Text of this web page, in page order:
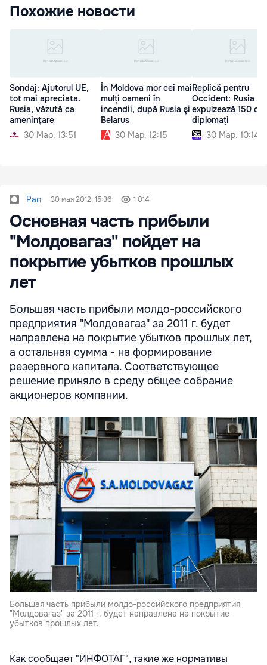
Похожие новости
Sondaj: Ajutorul UE,
tot mai apreciata.
Rusia, văzută ca
ameninţare
30 Мар. 13:51
În Moldova mor cei mai
mulți oameni în
incendii, după Rusia şi
Belarus
30 Мар. 12:15
Replică pentru
Occident: Rusia
expulzează 150 de
diplomați
30 Мар. 10:14
Pan 30 мая 2012, 15:36 1 014
Основная часть прибыли
"Молдовагаз" пойдет на
покрытие убытков прошлых
лет
Большая часть прибыли молдо-российского
предприятия "Молдовагаз" за 2011 г. будет
направлена на покрытие убытков прошлых лет,
а остальная сумма - на формирование
резервного капитала. Соответствующее
решение приняло в среду общее собрание
акционеров компании.
Большая часть прибыли молдо-российского предприятия
"Молдовагаз" за 2011 г. будет направлена на покрытие
убытков прошлых лет.
Как сообщает "ИНФОТАГ", такие же нормативы